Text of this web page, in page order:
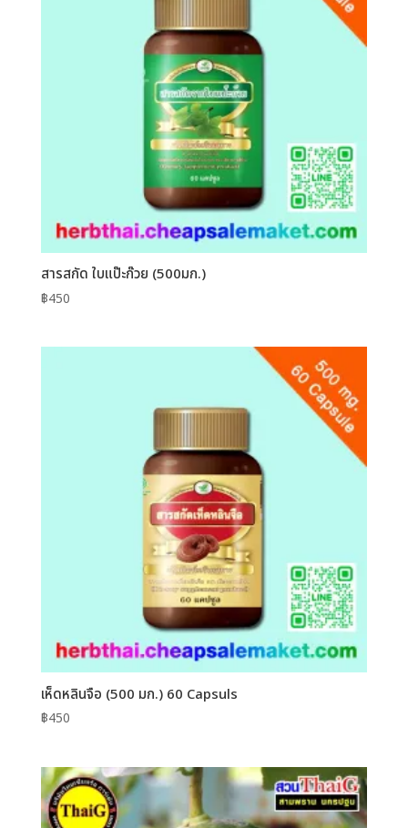
สารสกัด ใบแป๊ะก๊วย (500มก.)
฿450
เห็ดหลินจือ (500 มก.) 60 Capsuls
฿450